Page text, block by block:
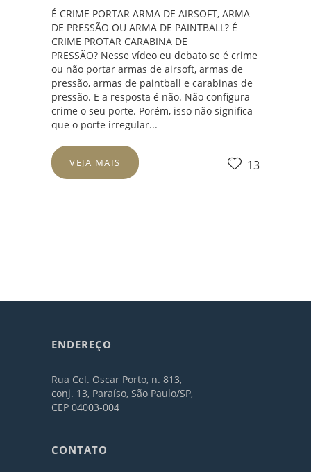
É CRIME PORTAR ARMA DE AIRSOFT, ARMA
DE PRESSÃO OU ARMA DE PAINTBALL? É
CRIME PROTAR CARABINA DE
PRESSÃO? Nesse vídeo eu debato se é crime
ou não portar armas de airsoft, armas de
pressão, armas de paintball e carabinas de
pressão. E a resposta é não. Não configura
crime o seu porte. Porém, isso não significa
que o porte irregular...
VEJA MAIS 13
ENDEREÇO
Rua Cel. Oscar Porto, n. 813,
conj. 13, Paraíso, São Paulo/SP,
CEP 04003-004
CONTATO